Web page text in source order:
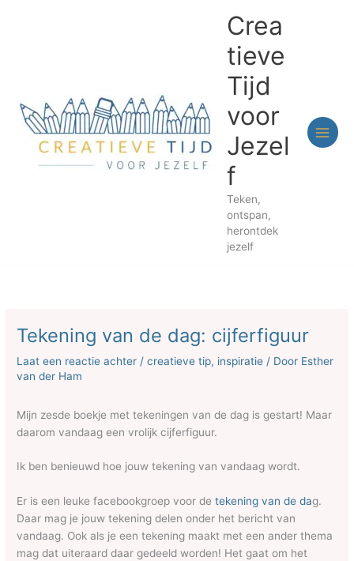
Crea
tieve
Tijd
voor
Jezel
f
Teken,
ontspan,
herontdek
jezelf
Tekening van de dag: cijferfiguur
Laat een reactie achter /creatieve tip, inspiratie / Door Esther
van der Ham
Mijn zesde boekje met tekeningen van de dag is gestart! Maar
daarom vandaag een vrolijk cijferfiguur.
Ik ben benieuwd hoe jouw tekening van vandaag wordt.
Er is een leuke facebookgroep voor detekening van de dag.
Daar mag je jouw tekening delen onder het bericht van
vandaag. Ook als je een tekening maakt met een ander thema
mag dat uiteraard daar gedeeld worden! Het gaat om het